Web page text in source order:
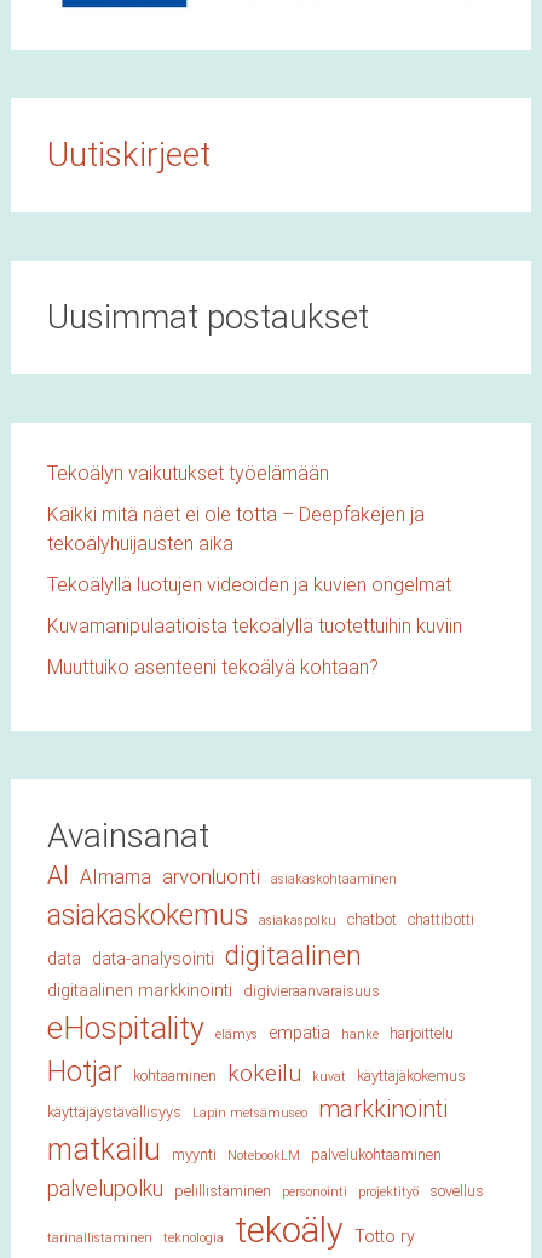
Uutiskirjeet
Uusimmat postaukset
Tekoälyn vaikutukset työelämään
Kaikki mitä näet ei ole totta – Deepfakejen ja
tekoälyhuijausten aika
Tekoälyllä luotujen videoiden ja kuvien ongelmat
Kuvamanipulaatioista tekoälyllä tuotettuihin kuviin
Muuttuiko asenteeni tekoälyä kohtaan?
Avainsanat
AI AImama arvonluonti asiakaskohtaaminen
asiakaskokemus asiakaspolku chatbot chattibotti
data data-analysointi digitaalinen
digitaalinen markkinointi digivieraanvaraisuus
eHospitality elämys empatia hanke harjoittelu
Hotjar kohtaaminen kokeilu kuvat
käyttäjäkokemus
käyttäjäystävällisyys
Lapin metsämuseo markkinointi
matkailu myynti NotebookLM palvelukohtaaminen
palvelupolku pelillistäminen personointi projektityö sovellus
tarinallistaminen teknologia tekoäly Totto ry